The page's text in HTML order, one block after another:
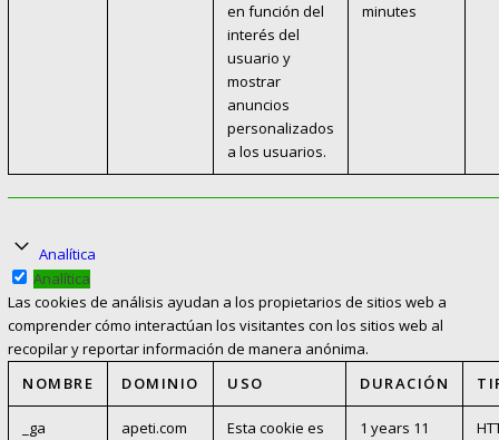
en función del
interés del
usuario y
mostrar
anuncios
personalizados
a los usuarios.
minutes
Analítica
Analítica
Las cookies de análisis ayudan a los propietarios de sitios web a
comprender cómo interactúan los visitantes con los sitios web al
recopilar y reportar información de manera anónima.
NOMBRE
DOMINIO USO DURACIÓN
_ga apeti.com
Esta cookie es
1 years 11